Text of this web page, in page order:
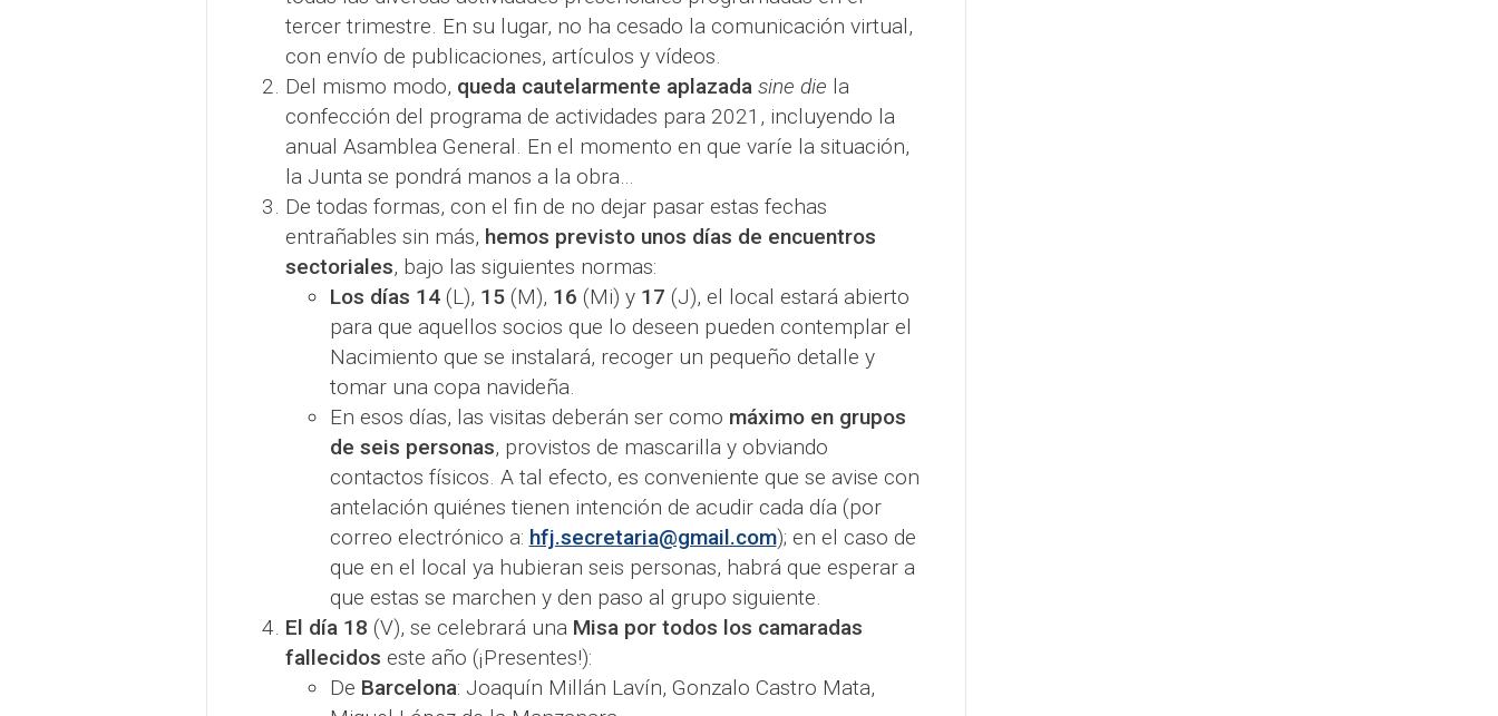
tercer trimestre. En su lugar, no ha cesado la comunicación virtual,
con envío de publicaciones, artículos y vídeos.
Del mismo modo, queda cautelarmente aplazada sine die la
confección del programa de actividades para 2021, incluyendo la
anual Asamblea General. En el momento en que varíe la situación,
la Junta se pondrá manos a la obra…
De todas formas, con el fin de no dejar pasar estas fechas
entrañables sin más, hemos previsto unos días de encuentros
sectoriales, bajo las siguientes normas:
Los días 14(L), 15(M), 16 (Mi) y 17 (J), el local estará abierto
para que aquellos socios que lo deseen pueden contemplar el
Nacimiento que se instalará, recoger un pequeño detalle y
tomar una copa navideña.
En esos días, las visitas deberán ser como máximo en grupos
de seis personas, provistos de mascarilla y obviando
contactos físicos. A tal efecto, es conveniente que se avise con
antelación quiénes tienen intención de acudir cada día (por
correo electrónico a: hfj.secretaria@gmail.com); en el caso de
que en el local ya hubieran seis personas, habrá que esperar a
que estas se marchen y den paso al grupo siguiente.
El día 18 (V), se celebrará una Misa por todos los camaradas
fallecidos este año (¡Presentes!):
De Barcelona: Joaquín Millán Lavín, Gonzalo Castro Mata,